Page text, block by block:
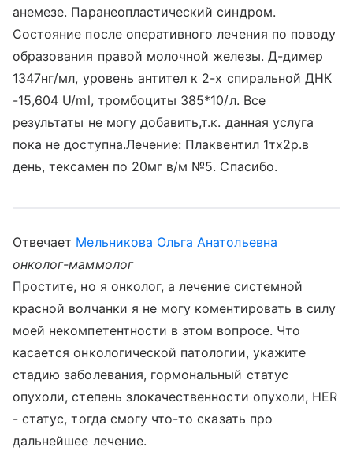
анемезе. Паранеопластический синдром.
Состояние после оперативного лечения по поводу
образования правой молочной железы. Д-димер
1347нг/мл, уровень антител к 2-х спиральной ДНК
-15,604 U/ml, тромбоциты 385*10/л. Все
результаты не могу добавить,т.к. данная услуга
пока не доступна.Лечение: Плаквентил 1тх2р.в
день, тексамен по 20мг в/м №5. Спасибо.
Отвечает Мельникова Ольга Анатольевна
онколог-маммолог
Простите, но я онколог, а лечение системной
красной волчанки я не могу коментировать в силу
моей некомпетентности в этом вопросе. Что
касается онкологической патологии, укажите
стадию заболевания, гормональный статус
опухоли, степень злокачественности опухоли, HER
- статус, тогда смогу что-то сказать про
дальнейшее лечение.